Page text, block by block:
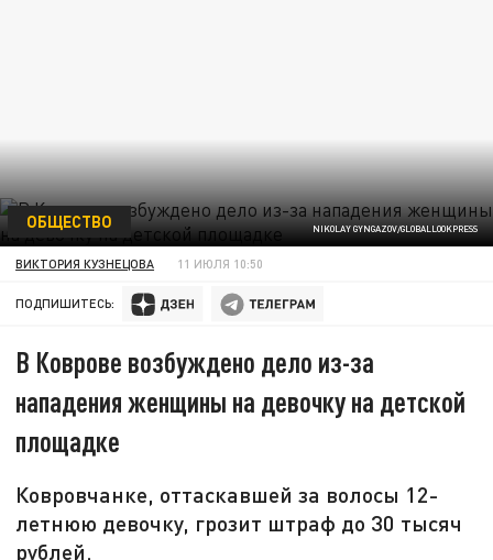
NIKOLAY GYNGAZOV/GLOBALLOOKPRESS
ОБЩЕСТВО
ВИКТОРИЯ КУЗНЕЦОВА 11 ИЮЛЯ 10:50
ПОДПИШИТЕСЬ:
В Коврове возбуждено дело из-за
нападения женщины на девочку на детской
площадке
Ковровчанке, оттаскавшей за волосы 12-
летнюю девочку, грозит штраф до 30 тысяч
рублей.